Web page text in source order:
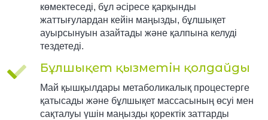
көмектеседі, бұл әсіресе қарқынды
жаттығулардан кейін маңызды, бұлшықет
ауырсынуын азайтады және қалпына келуді
тездетеді.
Бұлшықет қызметін қолдайды
Май қышқылдары метаболикалық процестерге
қатысады және бұлшықет массасының өсуі мен
сақталуы үшін маңызды қоректік заттарды